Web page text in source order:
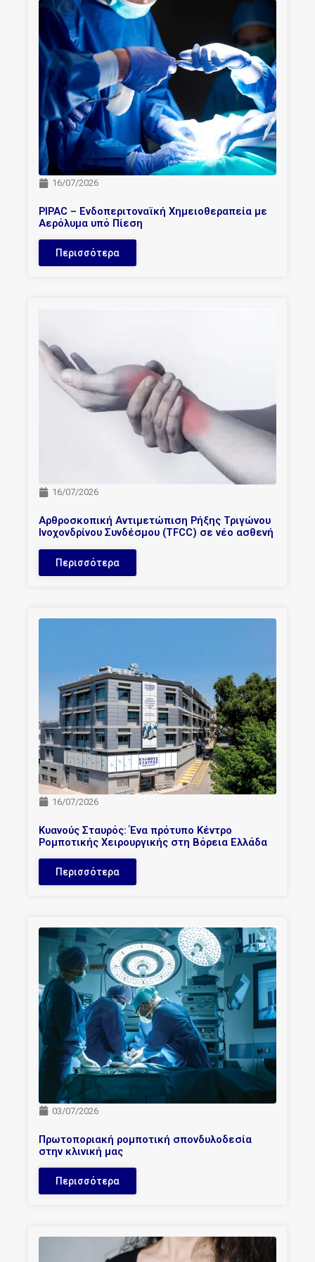
16/07/2026
PIPAC – Ενδοπεριτοναϊκή Χημειοθεραπεία με
Αερόλυμα υπό Πίεση
Περισσότερα
16/07/2026
Αρθροσκοπική Αντιμετώπιση Ρήξης Τριγώνου
Ινοχονδρίνου Συνδέσμου (TFCC) σε νέο ασθενή
Περισσότερα
16/07/2026
Κυανούς Σταυρός: Ένα πρότυπο Κέντρο
Ρομποτικής Χειρουργικής στη Βόρεια Ελλάδα
Περισσότερα
03/07/2026
Πρωτοποριακή ρομποτική σπονδυλοδεσία
στην κλινική μας
Περισσότερα